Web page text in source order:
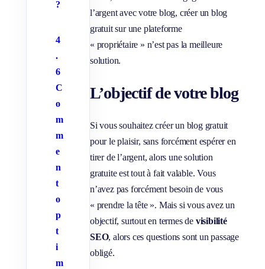
?
4
.
6
C
o
m
m
e
n
t
o
p
t
i
m
l’argent avec votre blog, créer un blog
gratuit sur une plateforme
« propriétaire » n’est pas la meilleure
solution.
L’objectif de votre blog
Si vous souhaitez créer un blog gratuit
pour le plaisir, sans forcément espérer en
tirer de l’argent, alors une solution
gratuite est tout à fait valable. Vous
n’avez pas forcément besoin de vous
« prendre la tête ». Mais si vous avez un
objectif, surtout en termes de visibilité
SEO, alors ces questions sont un passage
obligé.